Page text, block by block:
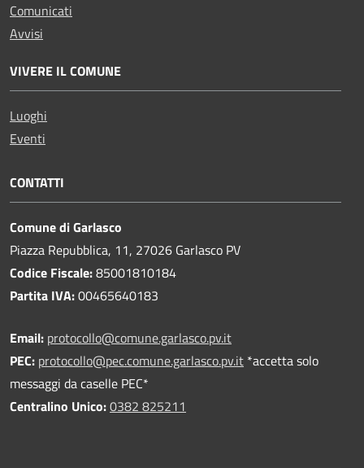
Comunicati
Avvisi
VIVERE IL COMUNE
Luoghi
Eventi
CONTATTI
Comune di Garlasco
Piazza Repubblica, 11, 27026 Garlasco PV
Codice Fiscale:85001810184
Partita IVA:00465640183
Email: protocollo@comune.garlasco.pv.it
PEC: protocollo@pec.comune.garlasco.pv.it *accetta solo
messaggi da caselle PEC*
Centralino Unico:0382 825211